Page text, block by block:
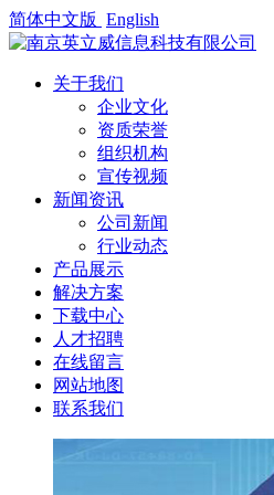
简体中文版 English
关于我们
企业文化
资质荣誉
组织机构
宣传视频
新闻资讯
公司新闻
行业动态
产品展示
解决方案
下载中心
人才招聘
在线留言
网站地图
联系我们